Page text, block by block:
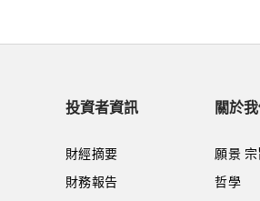
投資者資訊
財經摘要
財務報告
關於
願景
哲學